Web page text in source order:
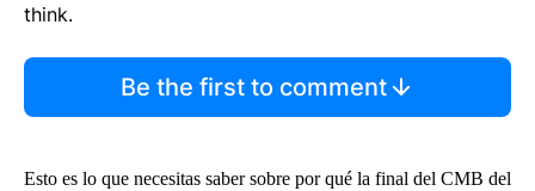
think.
Be the first to comment
Esto es lo que necesitas saber sobre por qué la final del CMB del